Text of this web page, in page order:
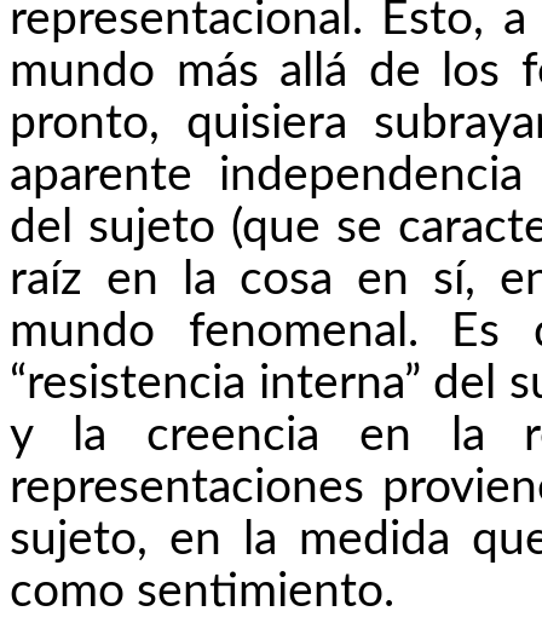
representacional. Esto,
mundo más allá de los
pronto, quisiera
aparente
del sujeto (que se
raíz en la cosa en sí,
mundo fenomenal. Es
“resistencia interna” del
y la creencia en la
representaciones
sujeto, en la medida
como sentimiento.